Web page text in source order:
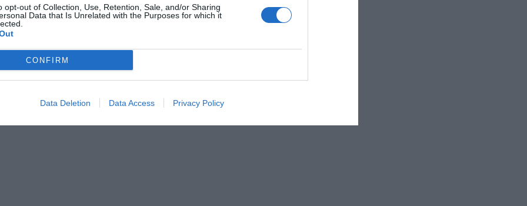
opt-out of Collection, Use, Retention, Sale, and/or Sharing
Data that Is Unrelated with the Purposes for which it
CONFIRM
Data Deletion Data Access Privacy Policy
della tua squadra. Attiva
DAZN!